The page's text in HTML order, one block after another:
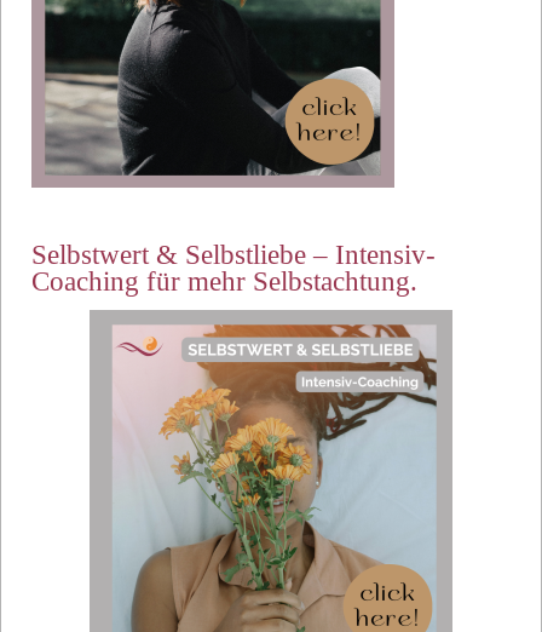
Selbstwert & Selbstliebe – Intensiv-
Coaching für mehr Selbstachtung.